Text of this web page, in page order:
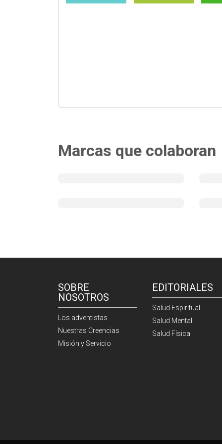
Marcas que colaboran
SOBRE
NOSOTROS
Los adventistas
Nuestras Creencias
Misión y Servicio
EDITORIALES
Salud Espiritual
Salud Mental
Salud Física